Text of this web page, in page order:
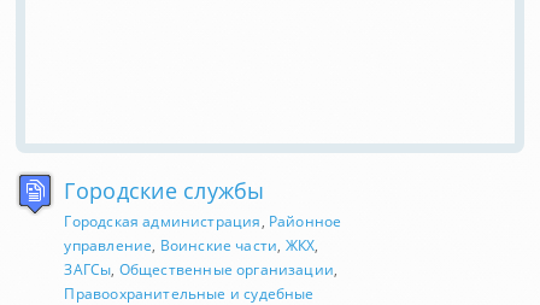
Городские службы
Городская администрация, Районное
управление, Воинские части, ЖКХ,
ЗАГСы, Общественные организации,
Правоохранительные и судебные